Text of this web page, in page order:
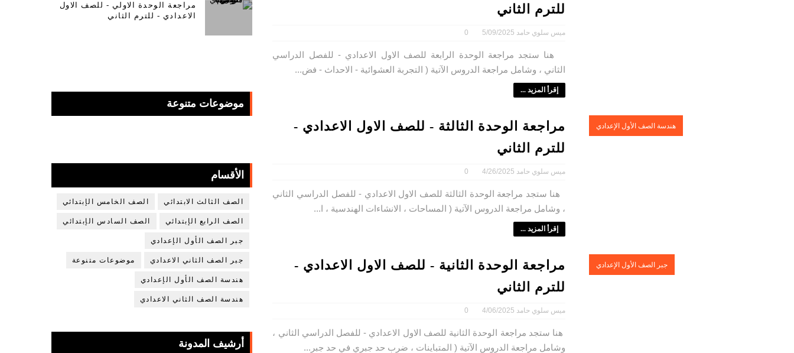
للترم الثاني
ميس سلوي حامد 5/09/2025
0
هنا ستجد مراجعة الوحدة الرابعة للصف الاول الاعدادي - للفصل الدراسي
الثاني ، وشامل مراجعة الدروس الآتية ( التجربة العشوائية - الاحداث - فض...
إقرأ المزيد ...
هندسة الصف الأول الإعدادي
مراجعة الوحدة الثالثة - للصف الاول الاعدادي -
للترم الثاني
ميس سلوي حامد 4/26/2025
0
هنا ستجد مراجعة الوحدة الثالثة للصف الاول الاعدادي - للفصل الدراسي الثاني
، وشامل مراجعة الدروس الآتية ( المساحات ، الانشاءات الهندسية ، ا...
إقرأ المزيد ...
جبر الصف الأول الإعدادي
مراجعة الوحدة الثانية - للصف الاول الاعدادي -
للترم الثاني
ميس سلوي حامد 4/06/2025
0
هنا ستجد مراجعة الوحدة الثانية للصف الاول الاعدادي - للفصل الدراسي الثاني ،
وشامل مراجعة الدروس الآتية ( المتباينات ، ضرب حد جبري في حد جبر...
مراجعة الوحدة الاولي - للصف الاول
الاعدادي - للترم الثاني
موضوعات متنوعة
الأقسام
الصف الثالث الابتدائي الصف الخامس الإبتدائي
الصف الرابع الإبتدائي الصف السادس الإبتدائي
جبر الصف الأول الإعدادي
جبر الصف الثاني الاعدادي موضوعات متنوعة
هندسة الصف الأول الإعدادي
هندسة الصف الثاني الاعدادي
أرشيف المدونة